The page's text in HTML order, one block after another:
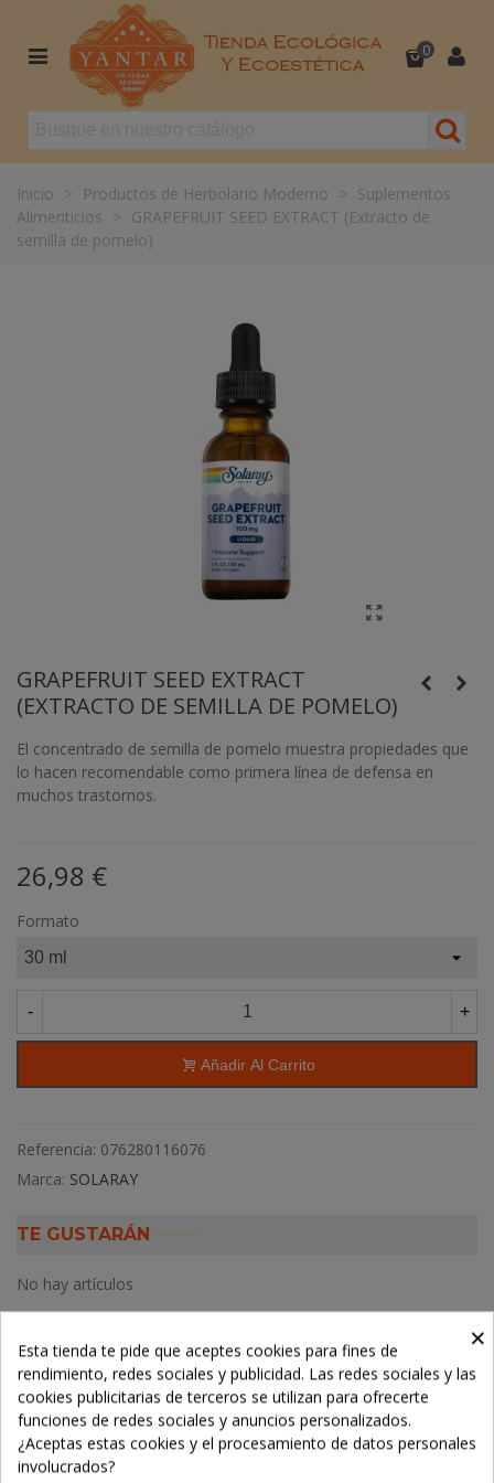
0
Inicio > Productos de Herbolario Moderno > Suplementos
Alimenticios > GRAPEFRUIT SEED EXTRACT (Extracto de
semilla de pomelo)
GRAPEFRUIT SEED EXTRACT
(EXTRACTO DE SEMILLA DE POMELO)
El concentrado de semilla de pomelo muestra propiedades que
lo hacen recomendable como primera línea de defensa en
muchos trastornos.
26,98 €
Formato
- +
Añadir Al Carrito
Referencia: 076280116076
Marca: SOLARAY
TE GUSTARÁN
No hay artículos
Descripción
Detalles del producto
×
Esta tienda te pide que aceptes cookies para fines de
rendimiento, redes sociales y publicidad. Las redes sociales y las
cookies publicitarias de terceros se utilizan para ofrecerte
funciones de redes sociales y anuncios personalizados.
¿Aceptas estas cookies y el procesamiento de datos personales
involucrados?